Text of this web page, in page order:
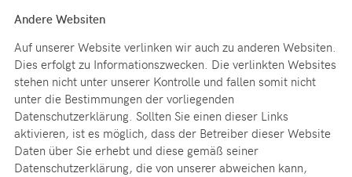
Andere Websiten
Auf unserer Website verlinken wir auch zu anderen Websiten.
Dies erfolgt zu Informationszwecken. Die verlinkten Websites
stehen nicht unter unserer Kontrolle und fallen somit nicht
unter die Bestimmungen der vorliegenden
Datenschutzerklärung. Sollten Sie einen dieser Links
aktivieren, ist es möglich, dass der Betreiber dieser Website
Daten über Sie erhebt und diese gemäß seiner
Datenschutzerklärung, die von unserer abweichen kann,